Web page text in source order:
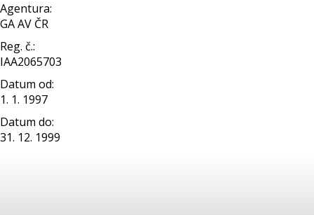
Agentura:
GA AV ČR
Reg. č.:
IAA2065703
Datum od:
1. 1. 1997
Datum do:
31. 12. 1999